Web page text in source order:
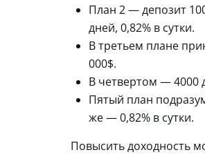
План 2 — депозит
дней, 0,82% в сутки.
В третьем плане
000$.
В четвертом — 4000
Пятый план
же — 0,82% в сутки.
Повысить доходность